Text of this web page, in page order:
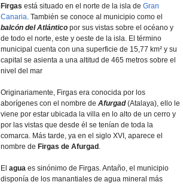
Firgas está situado en el norte de la isla de Gran
Canaria. También se conoce al municipio como el
balcón del Atlántico por sus vistas sobre el océano y
de todo el norte, este y oeste de la isla. El término
municipal cuenta con una superficie de 15,77 km² y su
capital se asienta a una altitud de 465 metros sobre el
nivel del mar
Originariamente, Firgas era conocida por los
aborígenes con el nombre de Afurgad(Atalaya), ello le
viene por estar ubicada la villa en lo alto de un cerro y
por las vistas que desde él se tenían de toda la
comarca. Más tarde, ya en el siglo XVI, aparece el
nombre de Firgas de Afurgad .
El agua es sinónimo de Firgas. Antaño, el municipio
disponía de los manantiales de agua mineral más